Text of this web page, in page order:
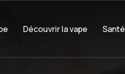
Découvrir la vape Santé